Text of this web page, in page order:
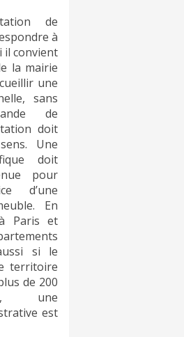
de
à
il convient
la mairie
une
sans
de
doit
Une
doit
pour
d’une
En
Paris et
si le
territoire
de 200
une
est